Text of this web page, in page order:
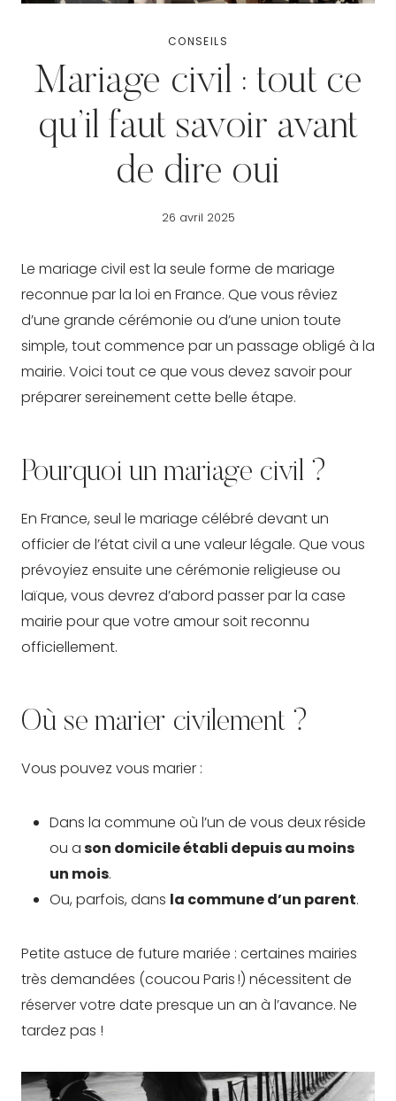
CONSEILS
Mariage civil : tout ce
qu’il faut savoir avant
de dire oui
26 avril 2025
Le mariage civil est la seule forme de mariage
reconnue par la loi en France. Que vous rêviez
d’une grande cérémonie ou d’une union toute
simple, tout commence par un passage obligé à la
mairie. Voici tout ce que vous devez savoir pour
préparer sereinement cette belle étape.
Pourquoi un mariage civil ?
En France, seul le mariage célébré devant un
officier de l’état civil a une valeur légale. Que vous
prévoyiez ensuite une cérémonie religieuse ou
laïque, vous devrez d’abord passer par la case
mairie pour que votre amour soit reconnu
officiellement.
Où se marier civilement ?
Vous pouvez vous marier :
Dans la commune où l’un de vous deux réside
ou ason domicile établi depuis au moins
un mois.
Ou, parfois, dans la commune d’un parent.
Petite astuce de future mariée : certaines mairies
très demandées (coucou Paris !) nécessitent de
réserver votre date presque un an à l’avance. Ne
tardez pas !